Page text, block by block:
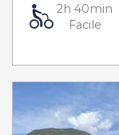
2h 40min
Facile